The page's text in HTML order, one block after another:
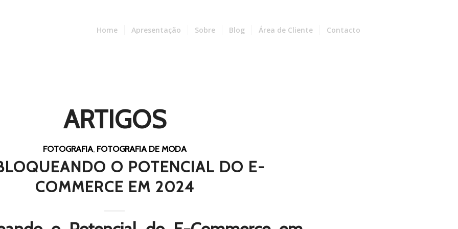
Home Apresentação Sobre Blog Área de Cliente Contacto
ARTIGOS
FOTOGRAFIA, FOTOGRAFIA DE MODA
O POTENCIAL DO E-
COMMERCE EM 2024